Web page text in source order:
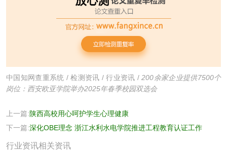
中国知网查重系统 /检测资讯 /行业资讯 /200余家企业提供7500个
岗位：西安欧亚学院举办2025年春季校园双选会
上一篇:陕西高校用心呵护学生心理健康
下一篇:深化OBE理念 浙江水利水电学院推进工程教育认证工作
行业资讯相关资讯